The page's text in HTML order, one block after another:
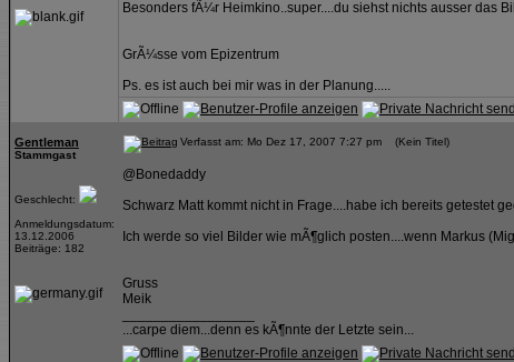
Besonders fÃ¼r Heimkino..super....du siehst nichts ausser das
GrÃ¼sse vom Epizentrum
Ps. es ist auch bei mir was in der Planung.....
Gentleman
Stammgast
Geschlecht:
Anmeldungsdatum:
13.12.2006
Beiträge: 182
Verfasst am: Mo Dez 17, 2007 7:27 pm (Kein Titel)
@Bonedaddy
Schwarz Matt kommt nicht in Frage....habe ich bereits getestet
Ich werde so viel Bilder wie mÃ¶glich posten....wenn Markus
Gruss
Meik
...carpe diem...denn es kÃ¶nnte der Letzte sein...